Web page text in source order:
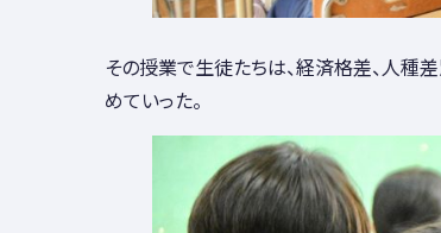
その授業で生徒たちは、経済格差、人種
めていった。